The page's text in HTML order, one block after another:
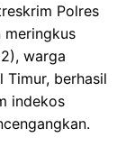
Polres
meringkus
warga
Timur, berhasil
indekos